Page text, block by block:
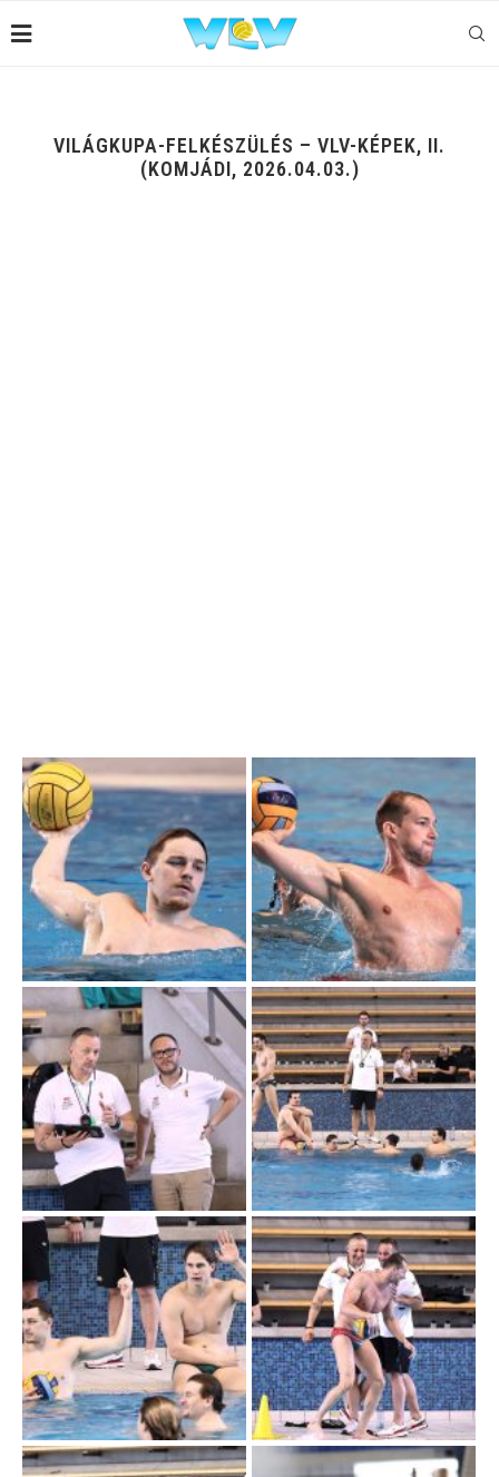
VILÁGKUPA-FELKÉSZÜLÉS – VLV-KÉPEK, II.
(KOMJÁDI, 2026.04.03.)